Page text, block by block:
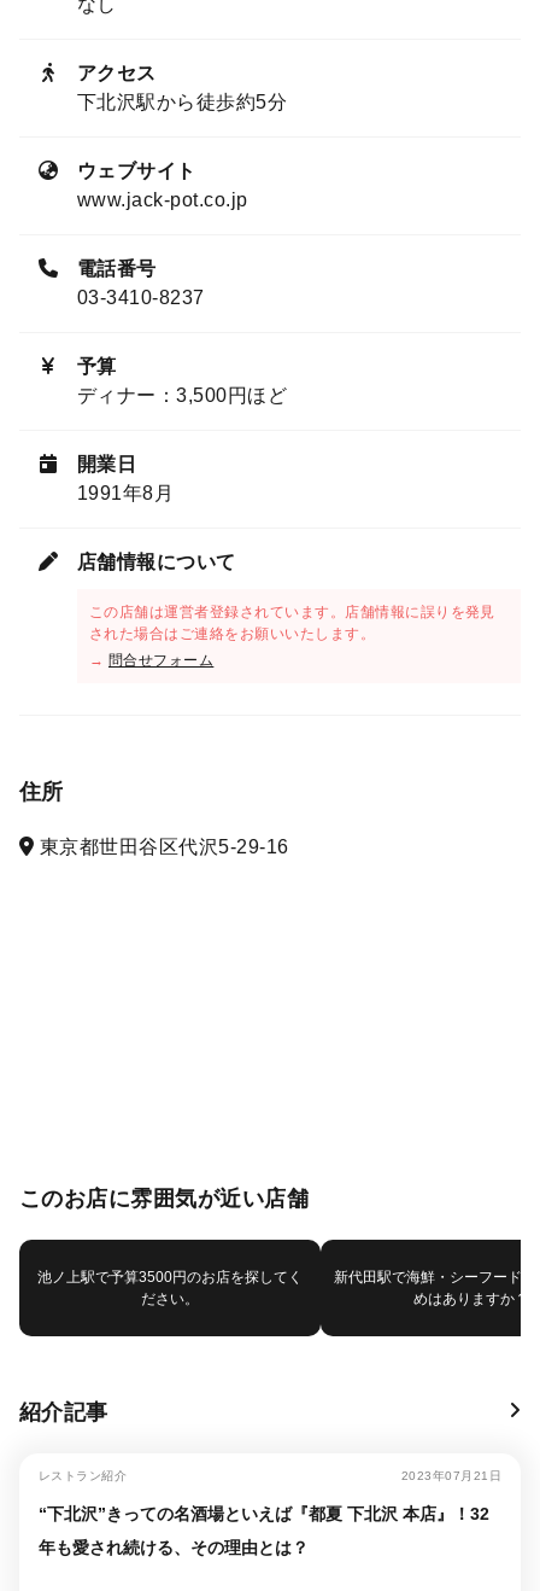
なし
アクセス
下北沢駅から徒歩約5分
ウェブサイト
www.jack-pot.co.jp
電話番号
03-3410-8237
予算
ディナー：3,500円ほど
開業日
1991年8月
店舗情報について
この店舗は運営者登録されています。店舗情報に誤りを発見
された場合はご連絡をお願いいたします。
→ 問合せフォーム
住所
東京都世田谷区代沢5-29-16
このお店に雰囲気が近い店舗
池ノ上駅で予算3500円のお店を探してく
ださい。
新代田駅で海鮮・シーフード
めはありますか？
紹介記事
レストラン紹介 2023年07月21日
“下北沢”きっての名酒場といえば『都夏 下北沢 本店』！32
年も愛され続ける、その理由とは？